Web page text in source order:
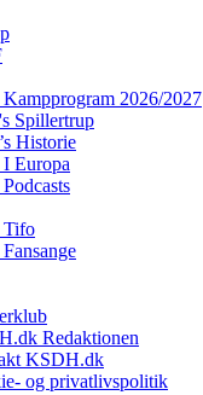
2026/2027
Spillertrup
Historie
Europa
Tifo
Redaktionen
KSDH.dk
og privatlivspolitik